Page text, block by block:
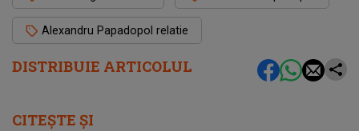
DISTRIBUIE ARTICOLUL
Alexandru Papadopol relatie
CITEȘTE ȘI